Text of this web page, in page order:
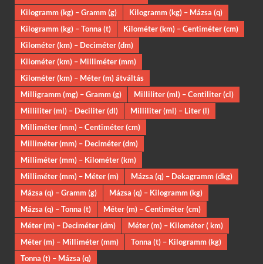
Kilogramm (kg) – Gramm (g)
Kilogramm (kg) – Mázsa (q)
Kilogramm (kg) – Tonna (t)
Kilométer (km) – Centiméter (cm)
Kilométer (km) – Deciméter (dm)
Kilométer (km) – Milliméter (mm)
Kilométer (km) – Méter (m) átváltás
Milligramm (mg) – Gramm (g)
Milliliter (ml) – Centiliter (cl)
Milliliter (ml) – Deciliter (dl)
Milliliter (ml) – Liter (l)
Milliméter (mm) – Centiméter (cm)
Milliméter (mm) – Deciméter (dm)
Milliméter (mm) – Kilométer (km)
Milliméter (mm) – Méter (m)
Mázsa (q) – Dekagramm (dkg)
Mázsa (q) – Gramm (g)
Mázsa (q) – Kilogramm (kg)
Mázsa (q) – Tonna (t)
Méter (m) – Centiméter (cm)
Méter (m) – Deciméter (dm)
Méter (m) – Kilométer ( km)
Méter (m) – Milliméter (mm)
Tonna (t) – Kilogramm (kg)
Tonna (t) – Mázsa (q)